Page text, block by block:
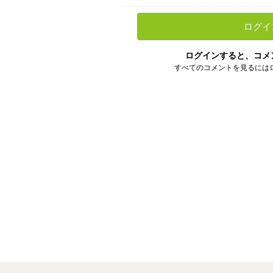
ログイ
ログインすると、コ
すべてのコメントを見るには